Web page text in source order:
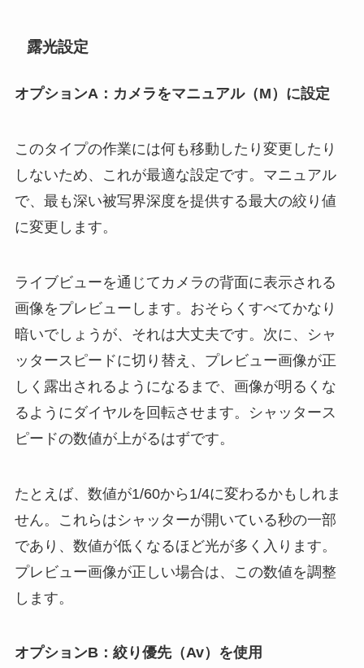
露光設定
オプションA：カメラをマニュアル（M）に設定
このタイプの作業には何も移動したり変更したり
しないため、これが最適な設定です。マニュアル
で、最も深い被写界深度を提供する最大の絞り値
に変更します。
ライブビューを通じてカメラの背面に表示される
画像をプレビューします。おそらくすべてかなり
暗いでしょうが、それは大丈夫です。次に、シャ
ッタースピードに切り替え、プレビュー画像が正
しく露出されるようになるまで、画像が明るくな
るようにダイヤルを回転させます。シャッタース
ピードの数値が上がるはずです。
たとえば、数値が1/60から1/4に変わるかもしれま
せん。これらはシャッターが開いている秒の一部
であり、数値が低くなるほど光が多く入ります。
プレビュー画像が正しい場合は、この数値を調整
します。
オプションB：絞り優先（Av）を使用